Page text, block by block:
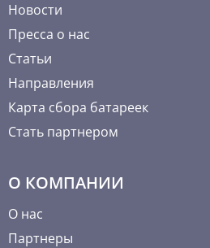
Новости
Пресса о нас
Статьи
Направления
Карта сбора батареек
Стать партнером
О КОМПАНИИ
О нас
Партнеры